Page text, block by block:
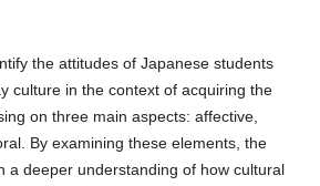
the attitudes of Japanese students
culture in the context of acquiring the
on three main aspects: affective,
By examining these elements, the
a deeper understanding of how cultural